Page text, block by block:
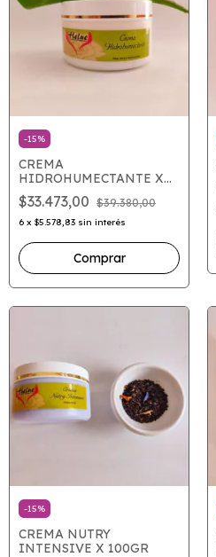
-15%
CREMA
HIDROHUMECTANTE X
100
$33.473,00 $39.380,00
6 x $5.578,83 sin interés
-15%
CREMA NUTRY
INTENSIVE X 100GR